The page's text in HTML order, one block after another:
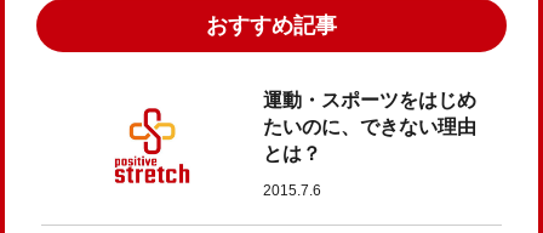
おすすめ記事
運動・スポーツをはじめ
たいのに、できない理由
とは？
2015.7.6